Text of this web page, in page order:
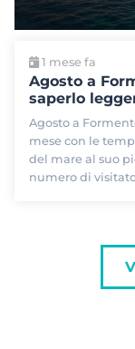
1 mese fa
Agosto a
saperlo
Agosto a
mese con le
del mare al suo
numero di